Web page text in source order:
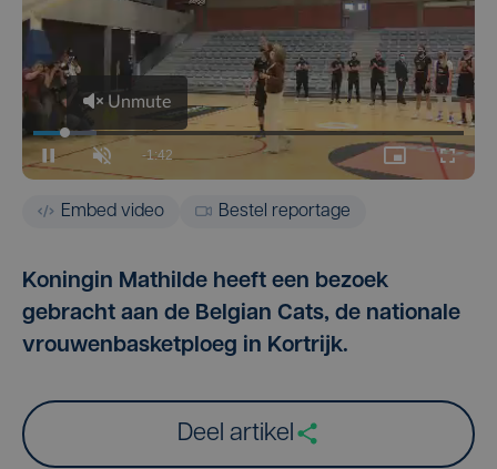
Embed video Bestel reportage
Koningin Mathilde heeft een bezoek
gebracht aan de Belgian Cats, de nationale
vrouwenbasketploeg in Kortrijk.
Deel artikel